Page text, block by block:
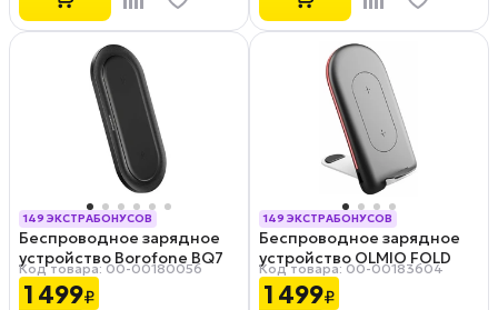
149 ЭКСТРАБОНУСОВ
РАССРОЧКА 0-0-12
Беспроводное зарядное
устройство Borofone BQ7
Prominent Black
Код товара: 00-00180056
1 499₽
149 ЭКСТРАБОНУСОВ
РАССРОЧКА 0-0-12
Беспроводное зарядное
устройство OLMIO FOLD
Black
Код товара: 00-00183604
1 499₽